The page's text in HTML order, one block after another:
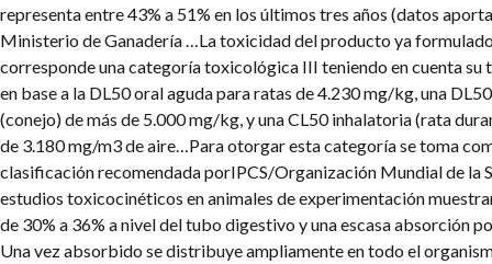
representa entre 43% a 51% en los últimos tres años (datos
Ministerio de Ganadería …La toxicidad del producto ya
corresponde una categoría toxicológica III teniendo en cuenta su
en base a la DL50 oral aguda para ratas de 4.230 mg/kg, una
(conejo) de más de 5.000 mg/kg, y una CL50 inhalatoria (rata
de 3.180 mg/m3 de aire…Para otorgar esta categoría se toma
clasificación recomendada porIPCS/Organización Mundial de la
estudios toxicocinéticos en animales de experimentación
de 30% a 36% a nivel del tubo digestivo y una escasa absorción
Una vez absorbido se distribuye ampliamente en todo el